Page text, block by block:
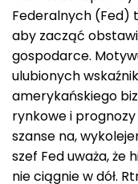
Federalnych (Fed)
aby zacząć
gospodarce.
ulubionych
amerykańskiego
rynkowe i
szanse na,
szef Fed uważa, że
nie ciągnie w dół.